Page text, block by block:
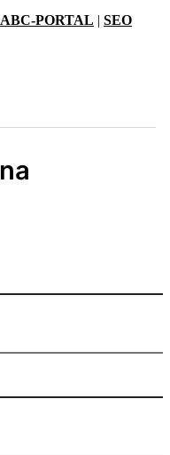
ABC-PORTAL | SEO